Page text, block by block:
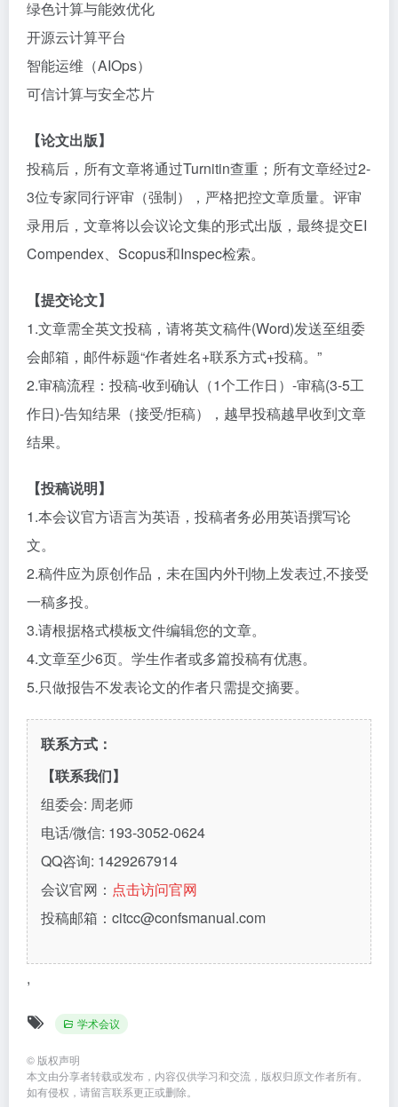
绿色计算与能效优化
开源云计算平台
智能运维（AIOps）
可信计算与安全芯片
【论文出版】
投稿后，所有文章将通过Turnitin查重；所有文章经过2-
3位专家同行评审（强制），严格把控文章质量。评审
录用后，文章将以会议论文集的形式出版，最终提交EI
Compendex、Scopus和Inspec检索。
【提交论文】
1.文章需全英文投稿，请将英文稿件(Word)发送至组委
会邮箱，邮件标题“作者姓名+联系方式+投稿。”
2.审稿流程：投稿-收到确认（1个工作日）-审稿(3-5工
作日)-告知结果（接受/拒稿），越早投稿越早收到文章
结果。
【投稿说明】
1.本会议官方语言为英语，投稿者务必用英语撰写论
文。
2.稿件应为原创作品，未在国内外刊物上发表过,不接受
一稿多投。
3.请根据格式模板文件编辑您的文章。
4.文章至少6页。学生作者或多篇投稿有优惠。
5.只做报告不发表论文的作者只需提交摘要。
联系方式：
【联系我们】
组委会: 周老师
电话/微信: 193-3052-0624
QQ咨询: 1429267914
会议官网： 点击访问官网
投稿邮箱：citcc@confsmanual.com
,
学术会议
© 版权声明
本文由分享者转载或发布，内容仅供学习和交流，版权归原文作者所有。
如有侵权，请留言联系更正或删除。